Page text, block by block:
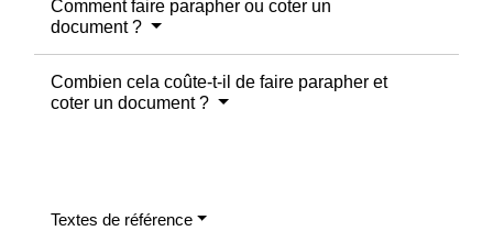
Comment faire parapher ou coter un
document ?
Combien cela coûte-t-il de faire parapher et
coter un document ?
Textes de référence